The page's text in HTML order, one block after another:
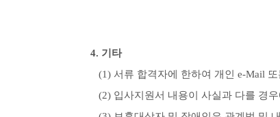
4. 기타
(1) 서류 합격자에 한하여 개인 e-Mail
(2) 입사지원서 내용이 사실과 다를 경